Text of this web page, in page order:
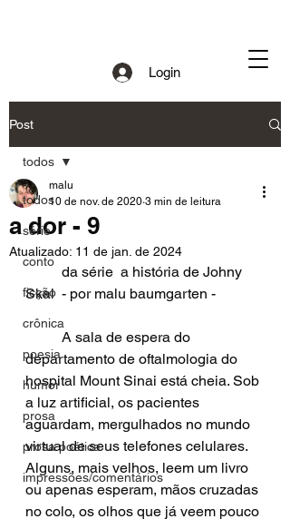
Login
Post
todos
série
conto
ficção
crônica
poesia
humor
prosa
prosa poética
impressões/comentários
todos
a dor - 9
malu
10 de nov. de 2020 3 min de leitura
Atualizado: 11 de jan. de 2024
da série  a história de Johny
Skai  - por malu baumgarten -
departamento de oftalmologia do
hospital Mount Sinai está cheia. Sob
a luz artificial, os pacientes
aguardam, mergulhados no mundo
virtual de seus telefones celulares.
Alguns, mais velhos, leem um livro
ou apenas esperam, mãos cruzadas
no colo, os olhos que já veem pouco